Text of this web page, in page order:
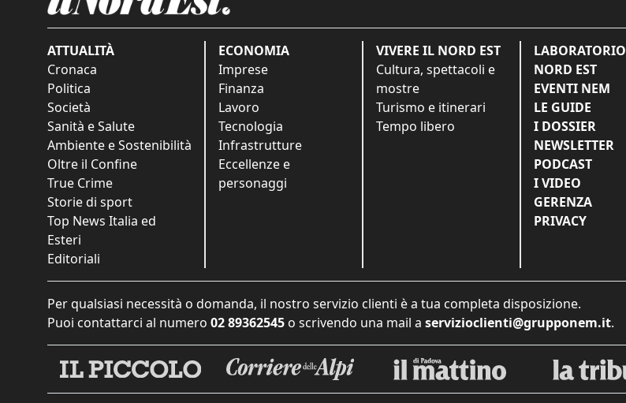
ATTUALITÀ
Cronaca
Politica
Società
Sanità e Salute
Ambiente e Sostenibilità
Oltre il Confine
True Crime
Storie di sport
Top News Italia ed
Esteri
Editoriali
ECONOMIA
Imprese
Finanza
Lavoro
Tecnologia
Infrastrutture
Eccellenze e
personaggi
VIVERE IL NORD EST
Cultura, spettacoli e
mostre
Turismo e itinerari
Tempo libero
LABORATORIO
NORD EST
EVENTI NEM
LE GUIDE
I DOSSIER
NEWSLETTER
PODCAST
I VIDEO
GERENZA
PRIVACY
Per qualsiasi necessità o domanda, il nostro servizio clienti è a tua completa disposizione.
Puoi contattarci al numero 02 89362545 o scrivendo una mail a servizioclienti@grupponem.it.